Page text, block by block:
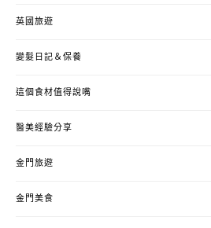
英國旅遊
變髮日記＆保養
這個食材值得說嘴
醫美經驗分享
金門旅遊
金門美食